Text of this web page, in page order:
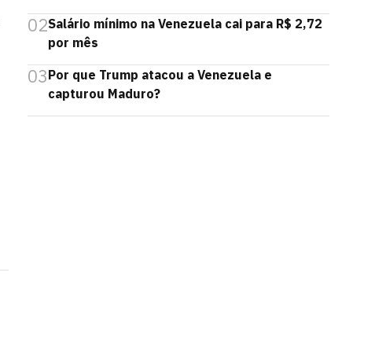
02Salário mínimo na Venezuela cai para R$ 2,72
por mês
03Por que Trump atacou a Venezuela e
capturou Maduro?